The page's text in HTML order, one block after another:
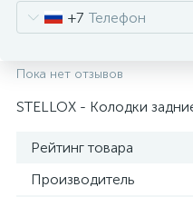
+7
Пока нет отзывов
STELLOX - Колодки
Рейтинг товара
Производитель